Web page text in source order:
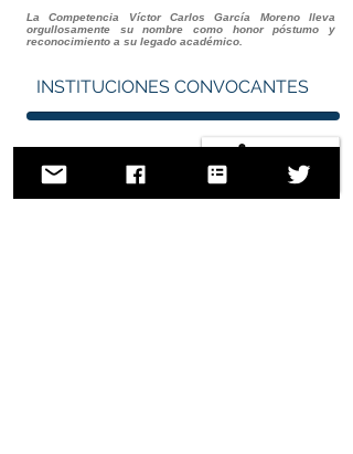
La Competencia Víctor Carlos García Moreno lleva
orgullosamente su nombre como honor póstumo y
reconocimiento a su legado académico.
INSTITUCIONES CONVOCANTES